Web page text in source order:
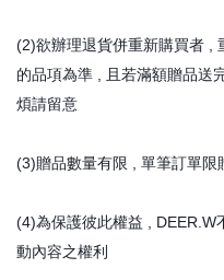
(2)欲辦理退貨併重新購買者 ,
的品項為準 , 且若滿額贈品送
煩請留意
(3)贈品數量有限 , 單筆訂單限
(4)為保護彼此權益 , DEER.W
動內容之權利